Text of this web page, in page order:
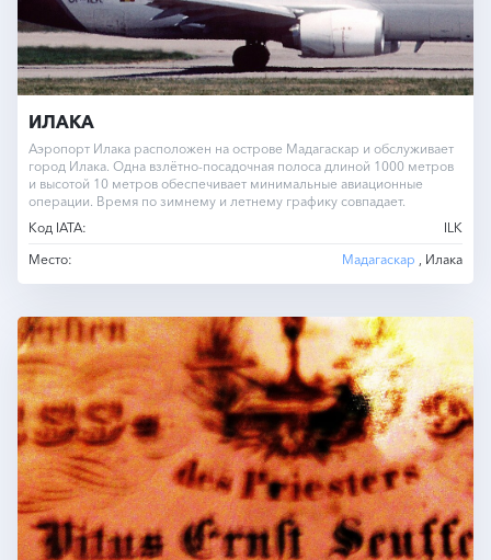
ИЛАКА
Аэропорт Илака расположен на острове Мадагаскар и обслуживает
город Илака. Одна взлётно-посадочная полоса длиной 1000 метров
и высотой 10 метров обеспечивает минимальные авиационные
операции. Время по зимнему и летнему графику совпадает.
Код IATA:
ILK
Место:
Мадагаскар , Илака